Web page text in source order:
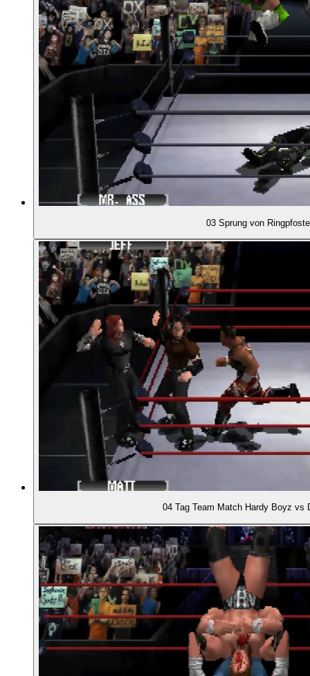
01:06:46 - Eine Taste für verschiedene Anlässe
01:08:49 - Von der Kampfspiel-Steuerung ...
01:09:54 - ... zur kontextuellen Steuerung
01:13:19 - Schläge, Griffe und ihre Ableitungen
01:14:44 - Signatur-Angriffe: Vorwissen wird vorausgesetzt
01:18:59 - Wucht und Kinetik
01:20:48 - Statur, Gewicht und ihre Auswirkungen
01:23:55 - Unterschiedliche Moves ja nach Wrestler
01:25:02 - Stärken und Schwächen der Wrestler im
01:25:42 - Große Auswahl an Stars
- Manche sind heute noch aktiv
- Verschiedene Matchtypen und Spielmodi
01:31:10 - Neu: Leitermatches
01:31:59 - Käfigmatches
01:32:51 - Gastschiedsrichter-Matches
03 Sprung von
04 Tag Team Match Hardy Boyz vs